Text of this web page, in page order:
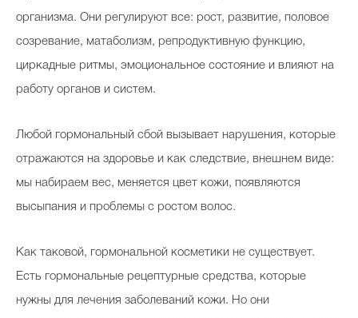
Викторины
организма. Они регулируют все: рост, развитие, половое
созревание, матаболизм, репродуктивную функцию,
циркадные ритмы, эмоциональное состояние и влияют на
работу органов и систем.
Любой гормональный сбой вызывает нарушения, которые
отражаются на здоровье и как следствие, внешнем виде:
мы набираем вес, меняется цвет кожи, появляются
высыпания и проблемы с ростом волос.
Как таковой, гормональной косметики не существует.
Есть гормональные рецептурные средства, которые
нужны для лечения заболеваний кожи. Но они